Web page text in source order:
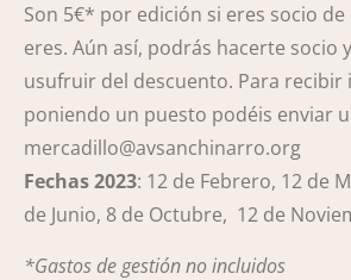
Son 5€* por edición si eres socio
eres. Aún así, podrás hacerte
usufruir del descuento. Para
poniendo un puesto podéis enviar
mercadillo@avsanchinarro.org
Fechas 2023: 12 de Febrero, 12 de
de Junio, 8 de Octubre, 12 de
*Gastos de gestión no incluidos